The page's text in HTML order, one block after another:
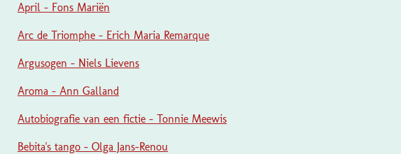
April - Fons Mariën
Arc de Triomphe - Erich Maria Remarque
Argusogen - Niels Lievens
Aroma - Ann Galland
Autobiografie van een fictie - Tonnie Meewis
Bebita's tango - Olga Jans-Renou